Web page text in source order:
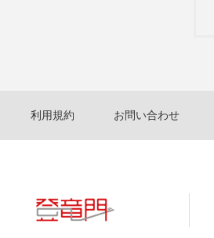
利用規約 お問い合わせ